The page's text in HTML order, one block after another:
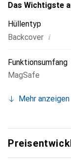
Das Wichtigste
Hüllentyp
Backcover i
Funktionsumfang
MagSafe
Mehr anzeigen